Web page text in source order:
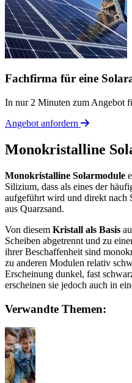
Fachfirma für eine
In nur 2 Minuten zum Angebot
Angebot anfordern
Monokristalline
Monokristalline Solarmodule
Silizium, dass als eines der
aufgeführt wird und direkt nach
aus Quarzsand.
Von diesem Kristall als Basis
Scheiben abgetrennt und zu
ihrer Beschaffenheit sind
zu anderen Modulen relativ
Erscheinung dunkel, fast
erscheinen sie jedoch auch in
Verwandte Themen: